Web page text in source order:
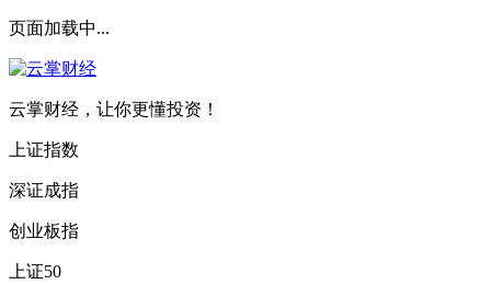
页面加载中...
云掌财经，让你更懂投资！
上证指数
深证成指
创业板指
上证50